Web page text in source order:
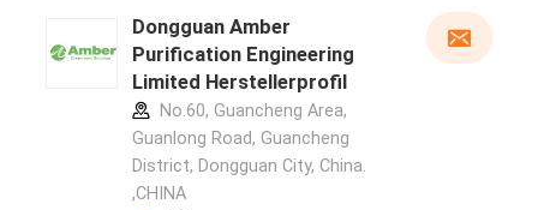
Dongguan Amber
Purification Engineering
Limited Herstellerprofil
No.60, Guancheng Area,
Guanlong Road, Guancheng
District, Dongguan City, China.
,CHINA